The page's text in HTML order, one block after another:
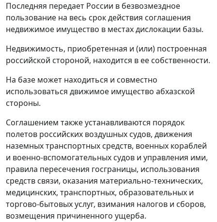
Последняя передает России в безвозмездное
пользование на весь срок действия соглашения
недвижимое имущество в местах дислокации базы.
Недвижимость, приобретенная и (или) построенная
российской стороной, находится в ее собственности.
На базе может находиться и совместно
использоваться движимое имущество абхазской
стороны.
Соглашением также устанавливаются порядок
полетов российских воздушных судов, движения
наземных транспортных средств, военных кораблей
и военно-вспомогательных судов и управления ими,
правила пересечения госграницы, использования
средств связи, оказания материально-технических,
медицинских, транспортных, образовательных и
торгово-бытовых услуг, взимания налогов и сборов,
возмещения причиненного ущерба.